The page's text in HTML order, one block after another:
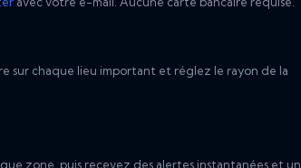
sur chaque lieu important et réglez le rayon de la
zone, puis recevez des alertes instantanées et un